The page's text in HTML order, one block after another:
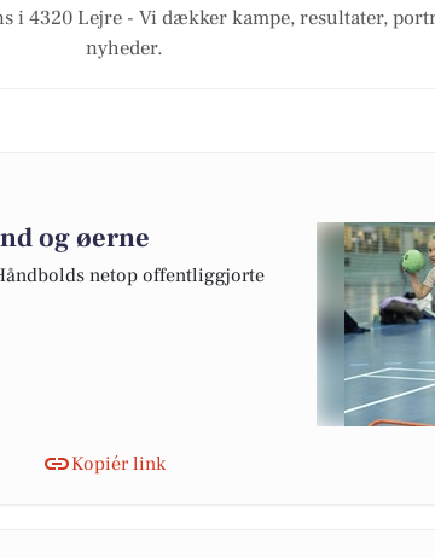
i 4320 Lejre - Vi dækker kampe, resultater,
nyheder.
og øerne
netop offentliggjorte
Kopiér link